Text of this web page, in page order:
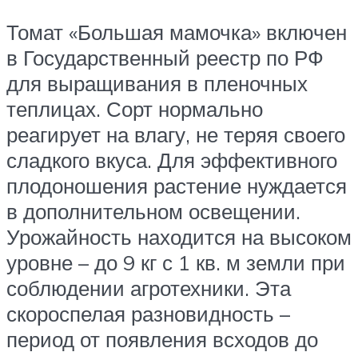
Томат «Большая мамочка» включен
в Государственный реестр по РФ
для выращивания в пленочных
теплицах. Сорт нормально
реагирует на влагу, не теряя своего
сладкого вкуса. Для эффективного
плодоношения растение нуждается
в дополнительном освещении.
Урожайность находится на высоком
уровне – до 9 кг с 1 кв. м земли при
соблюдении агротехники. Эта
скороспелая разновидность –
период от появления всходов до